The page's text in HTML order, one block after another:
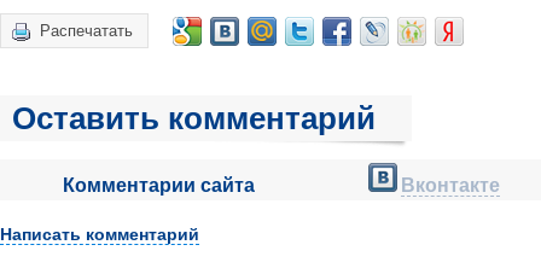
Распечатать
Оставить комментарий
Комментарии сайта Вконтакте
Написать комментарий